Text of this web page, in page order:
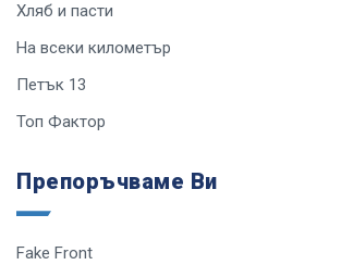
Хляб и пасти
На всеки километър
Петък 13
Топ Фактор
Препоръчваме Ви
Fake Front